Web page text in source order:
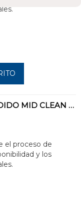
INODORO SUSPENDIDO MID CLEAN RIM 54x36cm BLANCO
el proceso de
y los